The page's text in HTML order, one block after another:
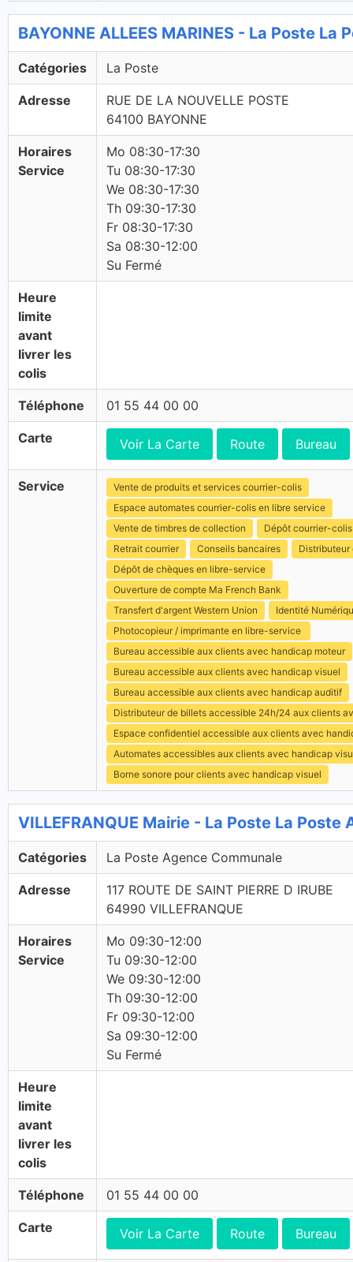
BAYONNE ALLEES MARINES - La Poste La
Catégories La Poste
Adresse
RUE DE LA NOUVELLE POSTE
64100 BAYONNE
Horaires
Service
Mo 08:30-17:30
Tu 08:30-17:30
We 08:30-17:30
Th 09:30-17:30
Fr 08:30-17:30
Sa 08:30-12:00
Su Fermé
Heure
limite
avant
livrer les
colis
Téléphone 01 55 44 00 00
Carte Voir La Carte Route Bureau
Service
Vente de produits et services courrier-colis
Espace automates courrier-colis en libre service
Vente de timbres de collection
Dépôt courrier-colis
Retrait courrier
Conseils bancaires
Distributeur
Dépôt de chèques en libre-service
Ouverture de compte Ma French Bank
Transfert d'argent Western Union
Identité
Photocopieur / imprimante en libre-service
Bureau accessible aux clients avec handicap moteur
Bureau accessible aux clients avec handicap visuel
Bureau accessible aux clients avec handicap auditif
Distributeur de billets accessible 24h/24 aux clients
Espace confidentiel accessible aux clients avec
Automates accessibles aux clients avec handicap
Borne sonore pour clients avec handicap visuel
VILLEFRANQUE Mairie - La Poste La Poste
Catégories La Poste Agence Communale
Adresse
117 ROUTE DE SAINT PIERRE D IRUBE
64990 VILLEFRANQUE
Horaires
Service
Mo 09:30-12:00
Tu 09:30-12:00
We 09:30-12:00
Th 09:30-12:00
Fr 09:30-12:00
Sa 09:30-12:00
Su Fermé
Heure
limite
avant
livrer les
colis
Téléphone 01 55 44 00 00
Carte Voir La Carte Route Bureau